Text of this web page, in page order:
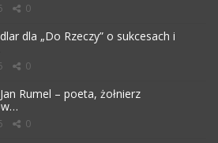
0
dla „Do Rzeczy” o sukcesach i
0
Rumel – poeta, żołnierz
0